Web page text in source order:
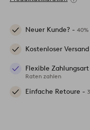
Neuer Kunde? -
Kostenloser
Flexible
Raten zahlen
Einfache Retoure -